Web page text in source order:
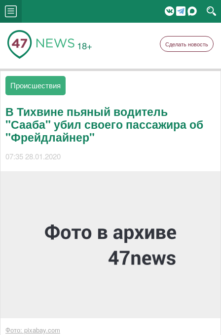
18+ Сделать новость
Происшествия
В Тихвине пьяный водитель
"Сааба" убил своего пассажира об
"Фрейдлайнер"
07:35 28.01.2020
Фото: pixabay.com